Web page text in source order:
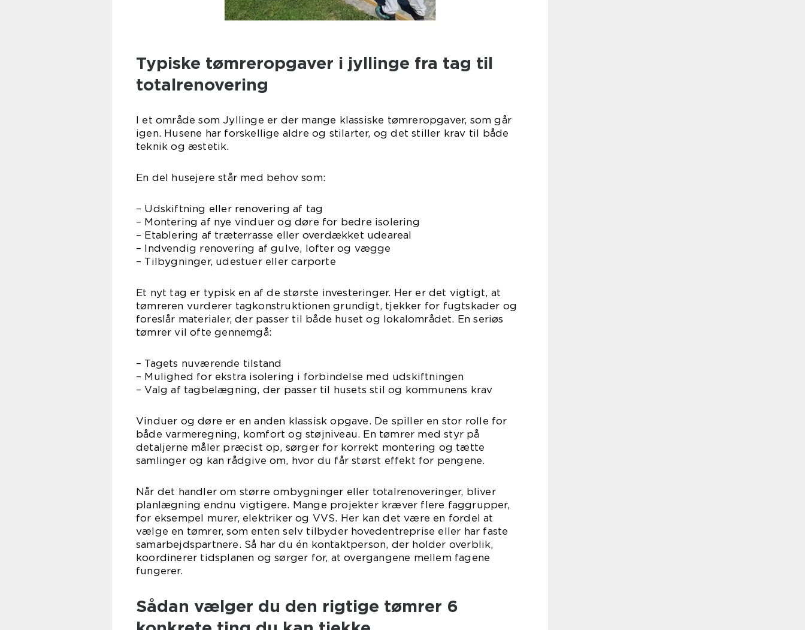
Typiske tømreropgaver i jyllinge fra tag til
totalrenovering
I et område som Jyllinge er der mange klassiske tømreropgaver, som går
igen. Husene har forskellige aldre og stilarter, og det stiller krav til både
teknik og æstetik.
En del husejere står med behov som:
– Udskiftning eller renovering af tag
– Montering af nye vinduer og døre for bedre isolering
– Etablering af træterrasse eller overdækket udeareal
– Indvendig renovering af gulve, lofter og vægge
– Tilbygninger, udestuer eller carporte
Et nyt tag er typisk en af de største investeringer. Her er det vigtigt, at
tømreren vurderer tagkonstruktionen grundigt, tjekker for fugtskader og
foreslår materialer, der passer til både huset og lokalområdet. En seriøs
tømrer vil ofte gennemgå:
– Tagets nuværende tilstand
– Mulighed for ekstra isolering i forbindelse med udskiftningen
– Valg af tagbelægning, der passer til husets stil og kommunens krav
Vinduer og døre er en anden klassisk opgave. De spiller en stor rolle for
både varmeregning, komfort og støjniveau. En tømrer med styr på
detaljerne måler præcist op, sørger for korrekt montering og tætte
samlinger og kan rådgive om, hvor du får størst effekt for pengene.
Når det handler om større ombygninger eller totalrenoveringer, bliver
planlægning endnu vigtigere. Mange projekter kræver flere faggrupper,
for eksempel murer, elektriker og VVS. Her kan det være en fordel at
vælge en tømrer, som enten selv tilbyder hovedentreprise eller har faste
samarbejdspartnere. Så har du én kontaktperson, der holder overblik,
koordinerer tidsplanen og sørger for, at overgangene mellem fagene
fungerer.
Sådan vælger du den rigtige tømrer 6